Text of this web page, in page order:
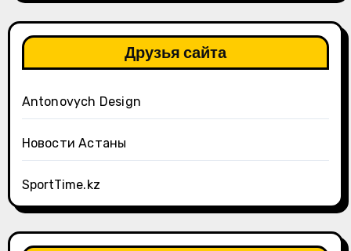
Друзья сайта
Antonovych Design
Новости Астаны
SportTime.kz